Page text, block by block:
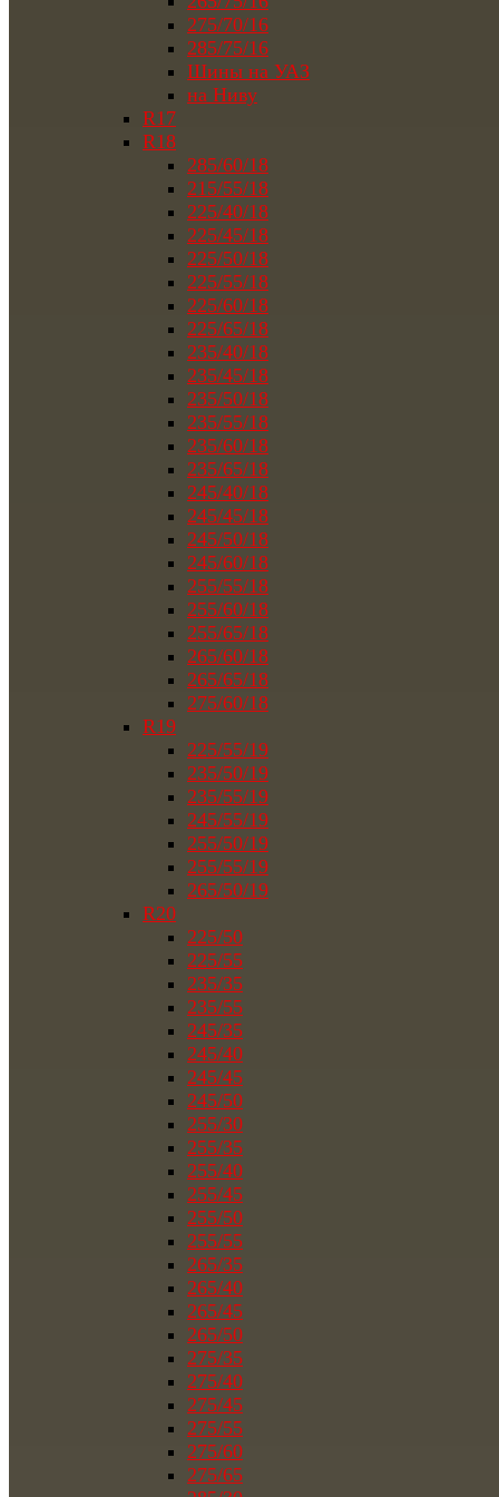
275/70/16
285/75/16
Шины на УАЗ
на Ниву
R17
R18
285/60/18
215/55/18
225/40/18
225/45/18
225/50/18
225/55/18
225/60/18
225/65/18
235/40/18
235/45/18
235/50/18
235/55/18
235/60/18
235/65/18
245/40/18
245/45/18
245/50/18
245/60/18
255/55/18
255/60/18
255/65/18
265/60/18
265/65/18
275/60/18
R19
225/55/19
235/50/19
235/55/19
245/55/19
255/50/19
255/55/19
265/50/19
R20
225/50
225/55
235/35
235/55
245/35
245/40
245/45
245/50
255/30
255/35
255/40
255/45
255/50
255/55
265/35
265/40
265/45
265/50
275/35
275/40
275/45
275/55
275/60
275/65